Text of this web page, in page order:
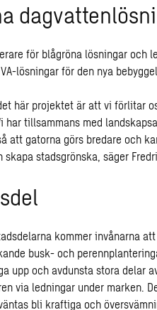
för blågröna lösningar och
lösningar för den nya
här projektet är att vi förlitar
har tillsammans med
att gatorna görs bredare och
stadsgrönska, säger
kommer invånarna
busk- och
upp och avdunsta stora delar
via ledningar under marken.
bli kraftiga och